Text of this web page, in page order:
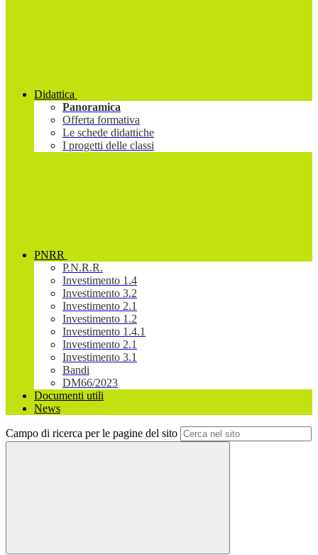
Didattica
Panoramica
Offerta formativa
Le schede didattiche
I progetti delle classi
PNRR
P.N.R.R.
Investimento 1.4
Investimento 3.2
Investimento 2.1
Investimento 1.2
Investimento 1.4.1
Investimento 2.1
Investimento 3.1
Bandi
DM66/2023
Documenti utili
News
Campo di ricerca per le pagine del sito